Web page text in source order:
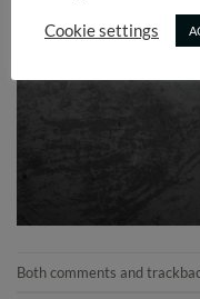
Both comments and
Cookie settings